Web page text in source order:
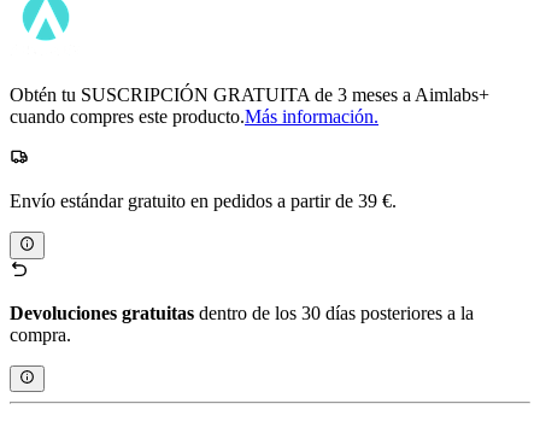
Obtén tu SUSCRIPCIÓN GRATUITA de 3 meses a Aimlabs+
cuando compres este producto.Más información.
Envío estándar gratuito en pedidos a partir de 39 €.
Devoluciones gratuitas dentro de los 30 días posteriores a la
compra.